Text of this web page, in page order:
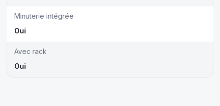
Minuterie intégrée
Oui
Avec rack
Oui